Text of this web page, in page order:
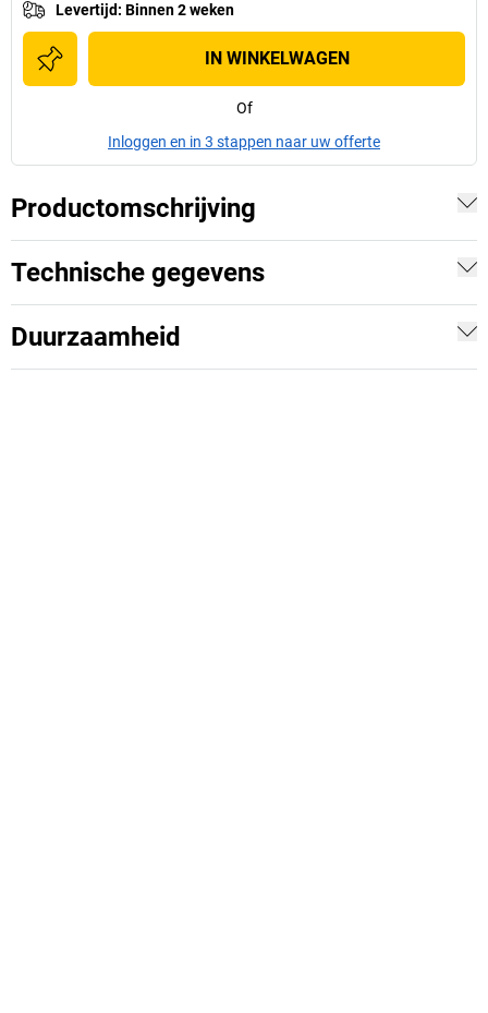
Levertijd: Binnen 2 weken
IN WINKELWAGEN
Of
Inloggen en in 3 stappen naar uw offerte
Productomschrijving
Technische gegevens
Duurzaamheid